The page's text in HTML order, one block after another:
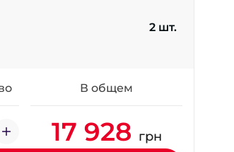
+38 (098) 911-911-4
- Донецкое шоссе
+38 (050)-911-911-2
- Щепкина
2 шт.
В общем
17 928 грн